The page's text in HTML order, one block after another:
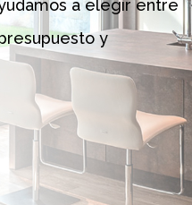
a elegir entre
y